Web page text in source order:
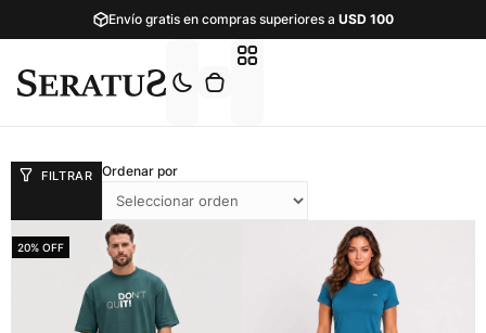
Envío gratis en compras superiores a USD 100
FILTRAR Ordenar por
20% OFF